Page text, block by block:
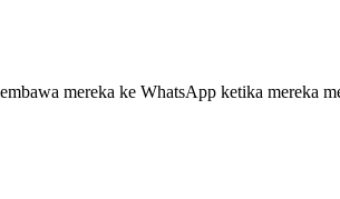
mereka ke WhatsApp ketika mereka